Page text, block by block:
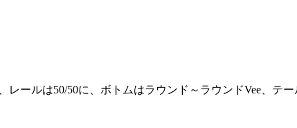
レールは50/50に、ボトムはラウンド～ラウンドVee、テ